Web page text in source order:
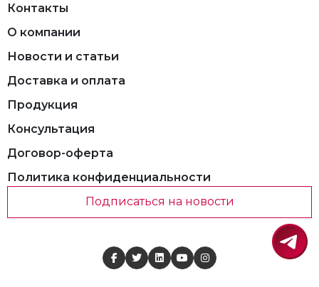
Контакты
О компании
Новости и статьи
Доставка и оплата
Продукция
Консультация
Договор-оферта
Политика конфиденциальности
Подписаться на новости